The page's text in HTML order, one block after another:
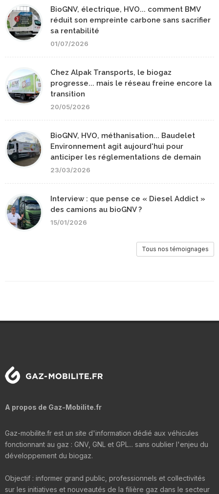
BioGNV, électrique, HVO... comment BMV
réduit son empreinte carbone sans sacrifier
sa rentabilité
01/07/2026
Chez Alpak Transports, le biogaz
progresse... mais le réseau freine encore la
transition
20/05/2026
BioGNV, HVO, méthanisation... Baudelet
Environnement agit aujourd'hui pour
anticiper les réglementations de demain
23/03/2026
Interview : que pense ce « Diesel Addict »
des camions au bioGNV ?
15/01/2026
Tous nos témoignages
A propos de Gaz-Mobilite.fr
Gaz-mobilite.fr est un site d'information dédié aux véhicules
fonctionnant au gaz : GNV, GNL et GPL... sans oublier l'enjeu du
développement du biogaz.
Objectif : informer grand public, professionnels et collectivités
sur les initiatives et nouveautés de la filière gaz dans le secteur